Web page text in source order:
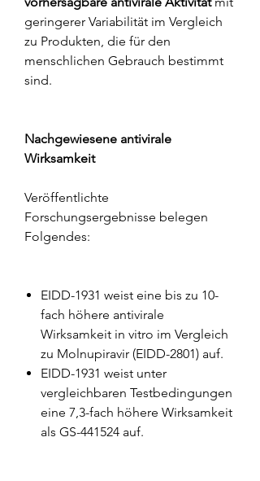
geringerer Variabilität im Vergleich
zu Produkten, die für den
menschlichen Gebrauch bestimmt
sind.
Nachgewiesene antivirale
Wirksamkeit
Veröffentlichte
Forschungsergebnisse belegen
Folgendes:
EIDD-1931 weist eine bis zu 10-
fach höhere antivirale
Wirksamkeit in vitro im Vergleich
zu Molnupiravir (EIDD-2801) auf.
EIDD-1931 weist unter
vergleichbaren Testbedingungen
eine 7,3-fach höhere Wirksamkeit
als GS-441524 auf.